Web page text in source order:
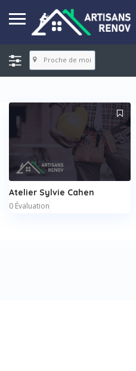
Proche de moi
Atelier Sylvie Cahen
0 Évaluation